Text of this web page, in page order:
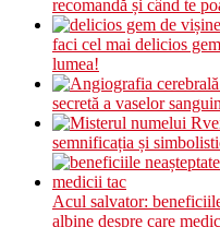
recomandă și când te
faci cel mai delicios
lumea!
secretă a vaselor
semnificația și
Acul salvator:
albine despre care